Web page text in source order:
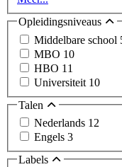
Opleidingsniveaus
Middelbare school
MBO 10
HBO 11
Universiteit 10
Talen
Nederlands 12
Engels 3
Labels